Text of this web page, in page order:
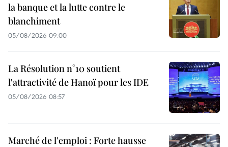
la banque et la lutte contre le
blanchiment
05/08/2026 09:00
La Résolution n°10 soutient
l'attractivité de Hanoï pour les IDE
05/08/2026 08:57
Marché de l'emploi : Forte hausse